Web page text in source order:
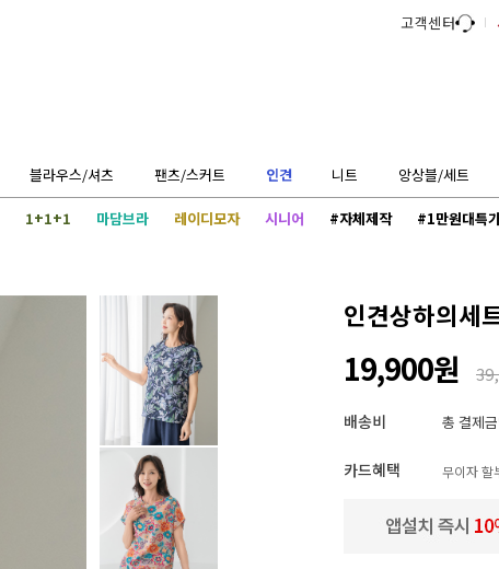
고객센터
블라우스/셔츠 팬츠/스커트 인견 니트 앙상블/세트
1+1+1 마담브라 레이디모자 시니어 #자체제작 #1만원대특
인견상하의
19,900원
배송비 총 결제
카드혜택 무이자 할